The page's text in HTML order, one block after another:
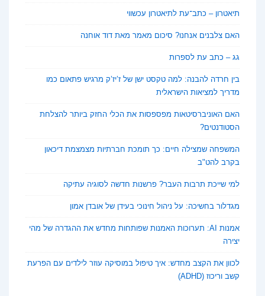
תיאטרון – כתב־עת לתיאטרון עכשווי
האם צלבנים אנחנו? סיכום מאמר מאת דוד אוחנה
גג – כתב עת לספרות
בין חרדה להבנה: למה טקסט ישן של ז’יז’ק מרגיש פתאום כמו
מדריך למציאות הישראלית
האם האוניברסיטאות מפספסות את הכלי החזק ביותר להצלחת
הסטודנטים?
המשפחה שמצילה חיים: כך תומכת חברתיות מצמצמת דיכאון
בקרב להט"ב
למי שייכת תרבות העבר? פרשנות חדשה לסוגיה עתיקה
מגדלור בחשיכה: על ניהול חינוכי בעידן של אובדן אמון
אמנות AI: תערוכות האמנות שפותחות מחדש את ההגדרה של מהי
יצירה
לכוון את הקצב מחדש: איך טיפול במוסיקה עוזר לילדים עם הפרעת
קשב וריכוז (ADHD)